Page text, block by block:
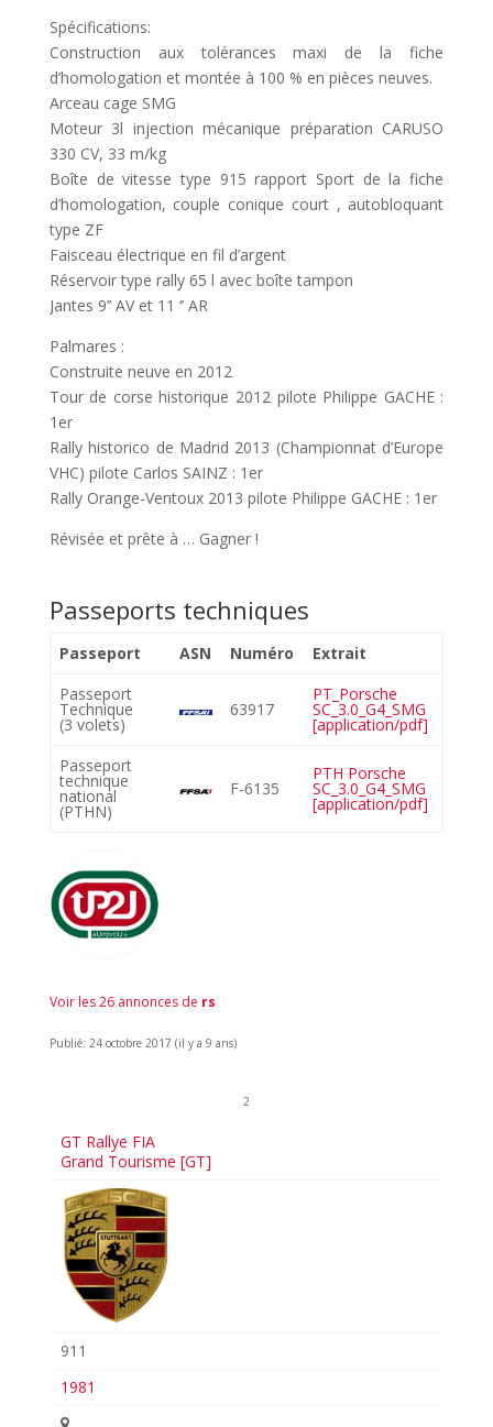
Spécifications:
Construction aux tolérances maxi de la fiche
d’homologation et montée à 100 % en pièces neuves.
Arceau cage SMG
Moteur 3l injection mécanique préparation CARUSO
330 CV, 33 m/kg
Boîte de vitesse type 915 rapport Sport de la fiche
d’homologation, couple conique court , autobloquant
type ZF
Faisceau électrique en fil d’argent
Réservoir type rally 65 l avec boîte tampon
Jantes 9’’ AV et 11 ‘’ AR
Palmares :
Construite neuve en 2012
Tour de corse historique 2012 pilote Philippe GACHE :
1er
Rally historico de Madrid 2013 (Championnat d’Europe
VHC) pilote Carlos SAINZ : 1er
Rally Orange-Ventoux 2013 pilote Philippe GACHE : 1er
Révisée et prête à … Gagner !
Passeports techniques
Passeport ASN Numéro
Extrait
Passeport
Technique
(3 volets)
63917
PT_Porsche
SC_3.0_G4_SMG
[application/pdf]
Passeport
technique
national
(PTHN)
F-6135
PTH Porsche
SC_3.0_G4_SMG
[application/pdf]
Voir les 26 annonces de rs
Publié: 24 octobre 2017 (il y a 9 ans)
2
GT Rallye FIA
Grand Tourisme [GT]
911
1981